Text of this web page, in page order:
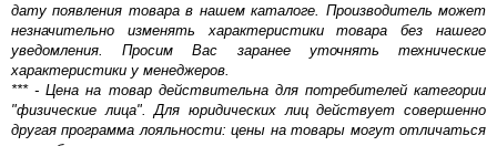
дату появления товара в нашем каталоге. Производитель может
незначительно изменять характеристики товара без нашего
уведомления. Просим Вас заранее уточнять технические
характеристики у менеджеров.
*** - Цена на товар действительна для потребителей категории
"физические лица". Для юридических лиц действует совершенно
другая программа лояльности: цены на товары могут отличаться